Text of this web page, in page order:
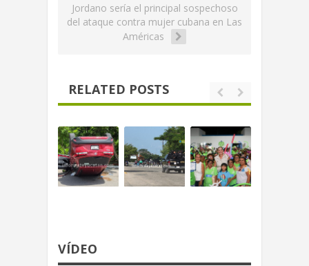
Jordano sería el principal sospechoso
del ataque contra mujer cubana en Las
Américas
RELATED POSTS
VÍDEO